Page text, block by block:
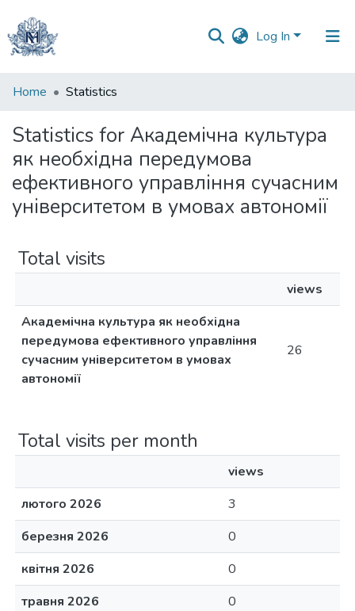
Log In
Communities
Collections
All of DSpace
Home Statistics
Statistics for Академічна культура
як необхідна передумова
ефективного управління сучасним
університетом в умовах автономії
Total visits
views
Академічна культура як необхідна
передумова ефективного управління
сучасним університетом в умовах
автономії
26
Total visits per month
views
лютого 2026
3
березня 2026
0
квітня 2026
0
травня 2026
0